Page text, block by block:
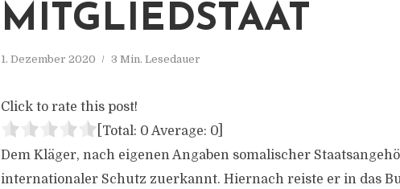
MITGLIEDSTAAT
1. Dezember 2020 3 Min. Lesedauer
Click to rate this post!
[Total: 0 Average: 0
Dem Kläger, nach eigenen Angaben somalischer
internationaler Schutz zuerkannt. Hiernach reiste er in das